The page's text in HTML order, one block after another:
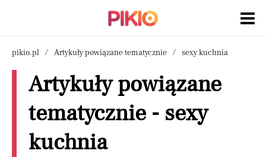
pikio.pl Artykuły powiązane tematycznie sexy kuchnia
Artykuły powiązane
tematycznie - sexy
kuchnia